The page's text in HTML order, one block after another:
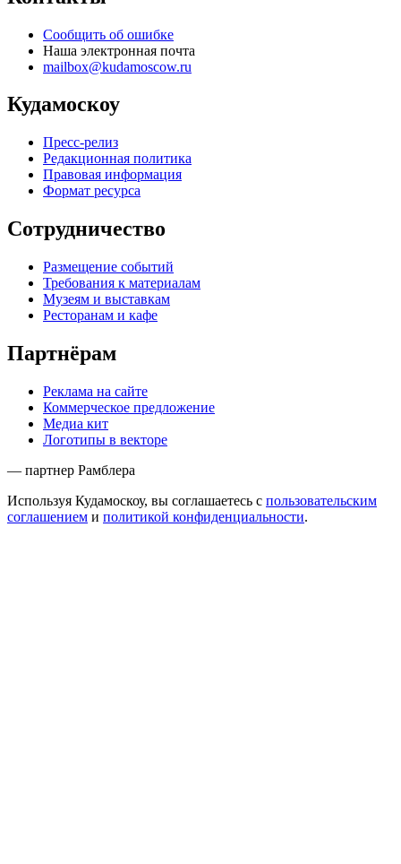
Сообщить об ошибке
Наша электронная почта
mailbox@kudamoscow.ru
Кудамоскоу
Пресс-релиз
Редакционная политика
Правовая информация
Формат ресурса
Сотрудничество
Размещение событий
Требования к материалам
Музеям и выставкам
Ресторанам и кафе
Партнёрам
Реклама на сайте
Коммерческое предложение
Медиа кит
Логотипы в векторе
— партнер Рамблера
Используя Кудамоскоу, вы соглашаетесь с пользовательским
соглашением и политикой конфиденциальности.